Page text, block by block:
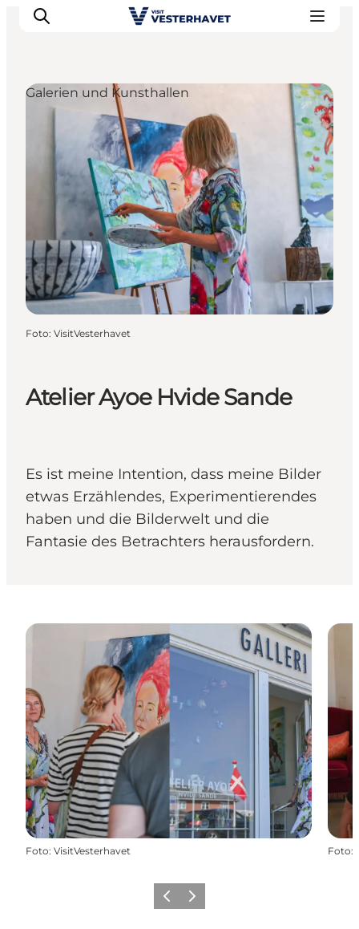
Events
Erlebnisse
Unsere Städte
Essen & Übernachtung
Tickets kaufen
Plane deine Reise
Atelier Ayoe Hvide Sande
Es ist meine Intention, dass meine Bilder
etwas Erzählendes, Experimentierendes
haben und die Bilderwelt und die
Fantasie des Betrachters herausfordern.
Galerien und Kunsthallen
Foto: VisitVesterhavet
Foto: VisitVesterhavet Foto:
ZurückWeiter